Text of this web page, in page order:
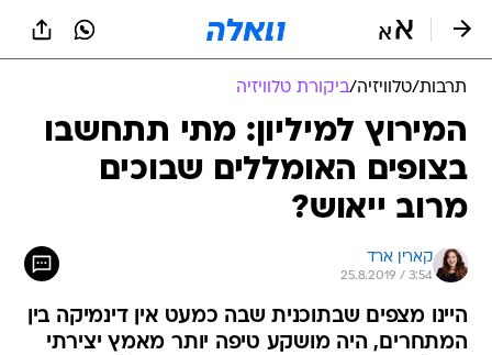
תרבות/טלוויזיה/ביקורת טלוויזיה
המירוץ למיליון: מתי תתחשבו
בצופים האומללים שבוכים
מרוב ייאוש?
קארין ארד
25.8.2019 / 3:54
היינו מצפים שבתוכנית שבה כמעט אין דינמיקה בין
המתחרים, היה מושקע טיפה יותר מאמץ יצירתי